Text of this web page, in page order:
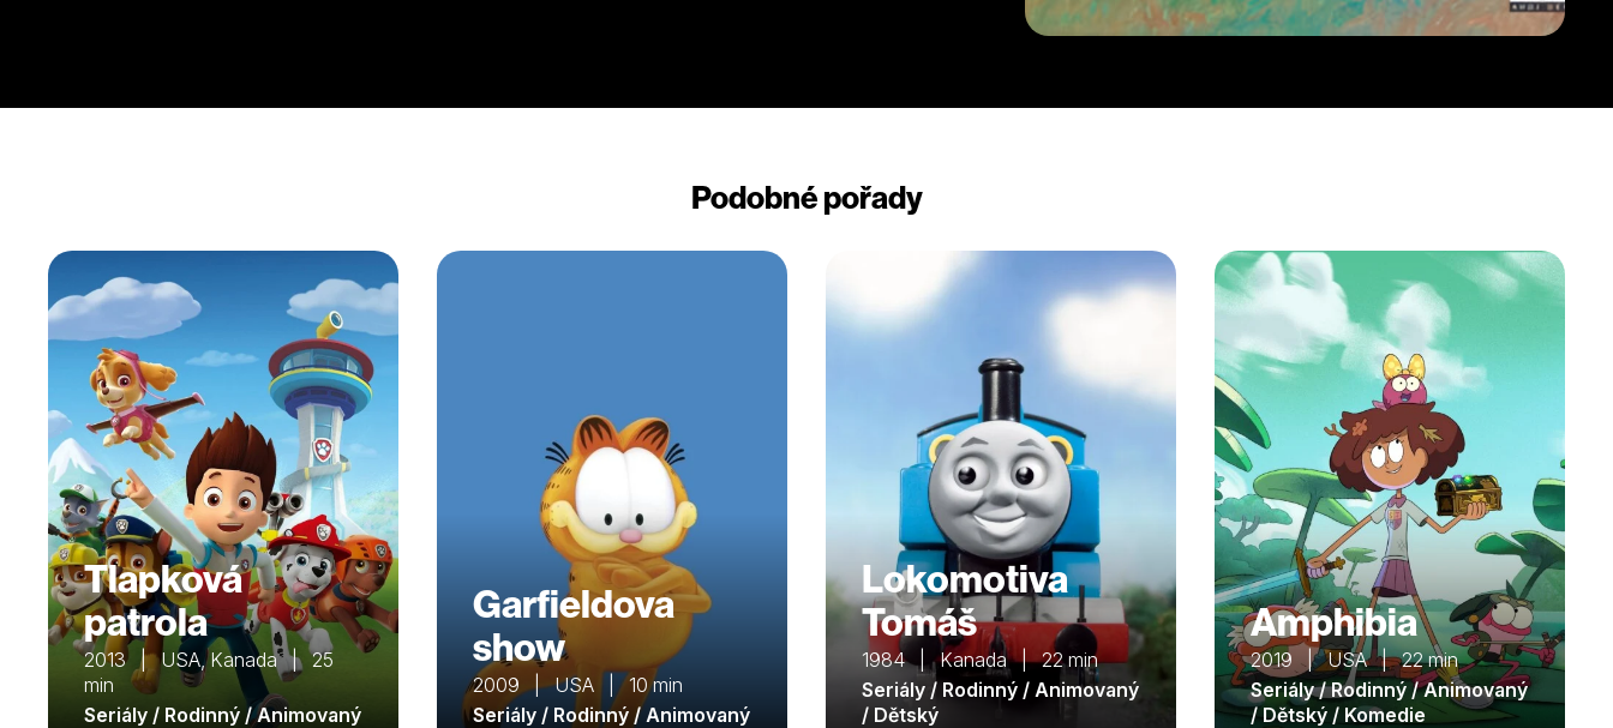
Podobné pořady
Tlapková
patrola
2013 | USA, Kanada | 25
min
Seriály / Rodinný / Animovaný
Garfieldova
show
2009 | USA | 10 min
Seriály / Rodinný / Animovaný
Lokomotiva
Tomáš
1984 | Kanada | 22 min
Seriály / Rodinný / Animovaný
/ Dětský
Amphibia
2019 | USA | 22 min
Seriály / Rodinný / Animovaný
/ Dětský / Komedie